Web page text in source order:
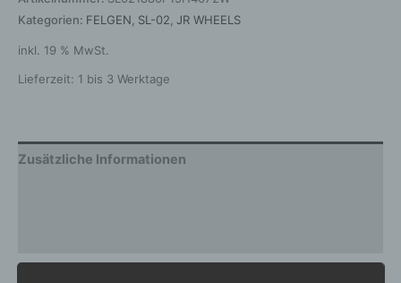
Kategorien: FELGEN SL-02 JR WHEELS
inkl. 19 % MwSt.
Lieferzeit: 1 bis 3 Werktage
Zusätzliche Informationen